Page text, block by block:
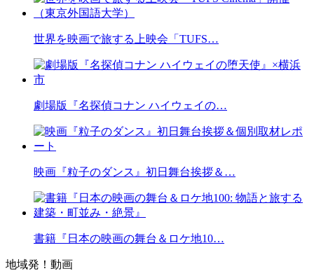
世界を映画で旅する上映会「TUFS…
劇場版『名探偵コナン ハイウェイの…
映画『粒子のダンス』初日舞台挨拶＆…
書籍『日本の映画の舞台＆ロケ地10…
地域発！動画